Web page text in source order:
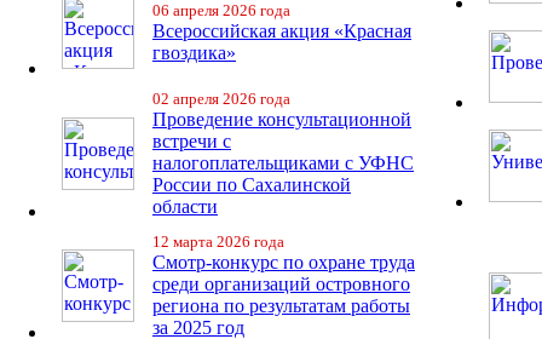
06 апреля 2026 года
Всероссийская акция «Красная
гвоздика»
02 апреля 2026 года
Проведение консультационной
встречи с
налогоплательщиками с УФНС
России по Сахалинской
области
12 марта 2026 года
Смотр-конкурс по охране труда
среди организаций островного
региона по результатам работы
за 2025 год